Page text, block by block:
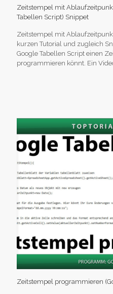
Zeitstempel mit
Tabellen Script) Snippet
Zeitstempel mit
kurzen Tutorial und zugleich
Google Tabellen Script einen
programmieren könnt. Ein
Zeitstempel programmieren